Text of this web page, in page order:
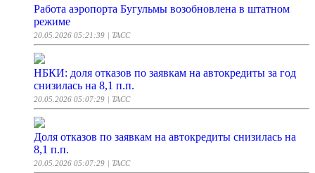
Работа аэропорта Бугульмы возобновлена в штатном
режиме
20.05.2026 05:21:39 | ТАСС
НБКИ: доля отказов по заявкам на автокредиты за год
снизилась на 8,1 п.п.
20.05.2026 05:07:29 | ТАСС
Доля отказов по заявкам на автокредиты снизилась на
8,1 п.п.
20.05.2026 05:07:29 | ТАСС